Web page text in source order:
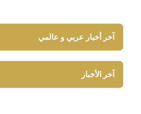
آخر أخبار عربي و عالمي
آخر الأخبار